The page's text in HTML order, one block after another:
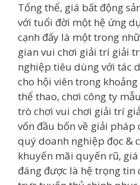
Tổng thể, giá bất động
với tuổi đời một hệ ứng
cạnh đấy là một trong
gian vui chơi giải trí giải
nghiệp tiêu dùng với tác
cho hội viên trong
thể thao, chơi công ty
trò chơi vui chơi giải trí
vốn đầu bốn về giải pháp
quý doanh nghiệp đọc &
khuyến mãi quyến rũ,
đáng được là hệ trọng tin